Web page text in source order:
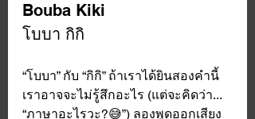
Bouba Kiki
โบบา กิกิ
“โบบา” กับ “กิกิ” ถ้าเราได้ยินสองคำนี้
เราอาจจะไม่รู้สึกอะไร (แต่จะคิดว่า...
“ภาษาอะไรวะ?😅”) ลองพูดออกเสียง